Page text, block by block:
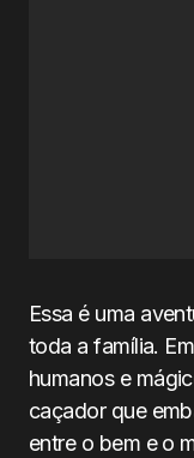
Essa é uma
toda a família.
humanos e
caçador que
entre o bem e o